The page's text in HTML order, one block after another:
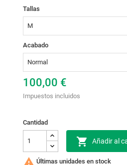
Tallas
Acabado
100,00 €
Impuestos incluidos
Cantidad
 Añadir al
 Últimas unidades en stock